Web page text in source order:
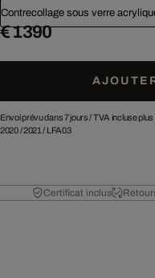
Contrecollage sous verre
€ 1 390
Envoi prévu dans 7 jours /TVA incluse plus
2020/2021 / LFA03
Certificat inclus